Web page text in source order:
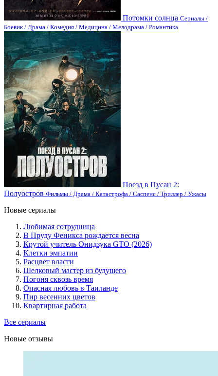
Потомки солнца Сериалы /
Боевик / Драма / Комедия / Медицина / Мелодрама / Романтика
Поезд в Пусан 2:
Полуостров Фильмы / Драма / Катастрофа / Саспенс / Триллер / Ужасы
Новые сериалы
Любимая сотрудница
В Пруду Феникса рождается весна
Крутой учитель Онидзука GTO (2026)
Клетки эмпатии
Расцвет власти
Шелковый мастер из будущего
Погоня сквозь время
Опасная любовь в Таиланде
Пир весенних цветов
Квартирная работа
Все сериалы
Новые отзывы